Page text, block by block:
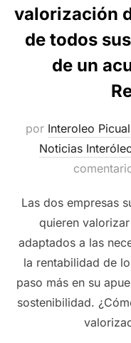
valorización
de todos
de un
por Interoleo Picual
Noticias
Las dos empresas
quieren
adaptados a las
la rentabilidad de
paso más en su
sostenibilidad.